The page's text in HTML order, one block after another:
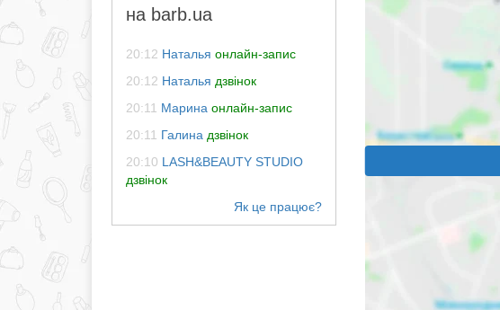
на barb.ua
20:12 Наталья онлайн-запис
20:12 Наталья дзвінок
20:11 Марина онлайн-запис
20:11 Галина дзвінок
20:10 LASH&BEAUTY STUDIO
дзвінок